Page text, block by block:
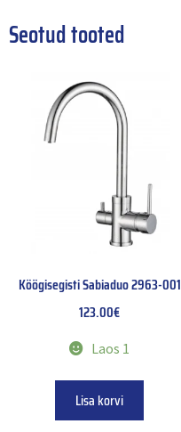
Seotud tooted
Köögisegisti Sabiaduo 2963-001
123.00€
Laos 1
Lisa korvi